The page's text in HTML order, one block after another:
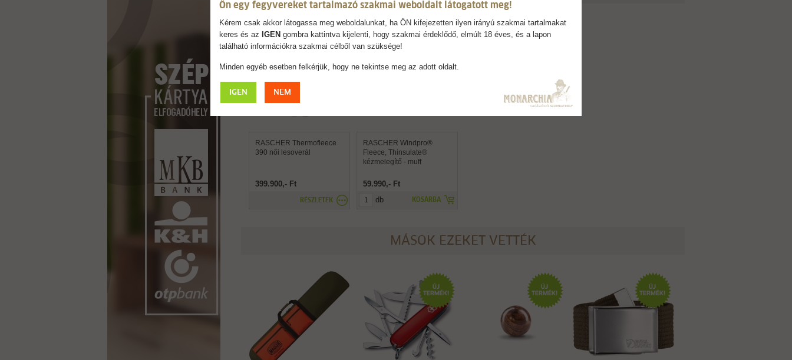
RASCHER Thermofleece
390 női lesoverál
399.900,- Ft
RÉSZLETEK
RASCHER Windpro®
Fleece, Thinsulate®
kézmelegítő - muff
59.990,- Ft
KOSÁRBA
db
MÁSOK EZEKET VETTÉK
Ön egy fegyvereket tartalmazó szakmai weboldalt látogatott meg!
Kérem csak akkor látogassa meg weboldalunkat, ha ÖN kifejezetten ilyen irányú szakmai tartalmakat
keres és az IGEN gombra kattintva kijelenti, hogy szakmai érdeklődő, elmúlt 18 éves, és a lapon
található információkra szakmai célből van szüksége!
Minden egyéb esetben felkérjük, hogy ne tekintse meg az adott oldalt.
IGEN NEM